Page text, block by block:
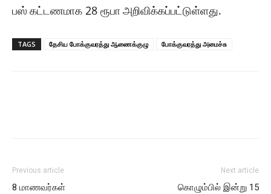
பஸ் கட்டணமாக 28 ரூபா அறிவிக்கப்பட்டுள்ளது.
TAGS தேசிய போக்குவரத்து ஆ​​ணைக்குழு போக்குவரத்து அமைச்சு
Previous article
8 மாணவர்கள்
Next article
கொழும்பில் இன்று 15